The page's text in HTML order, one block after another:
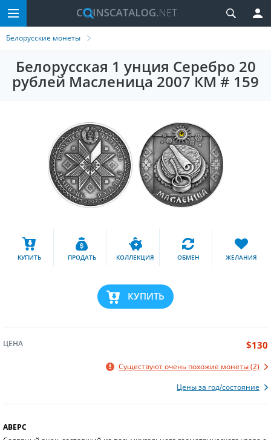
Белорусские монеты
Белорусская 1 унция Серебро 20
рублей Масленица 2007 КМ # 159
КУПИТЬ ПРОДАТЬ КОЛЛЕКЦИЯ ОБМЕН ЖЕЛАНИЯ
КУПИТЬ
ЦЕНА $130
Существуют очень похожие монеты (2)
Цены за год/состояние
АВЕРС